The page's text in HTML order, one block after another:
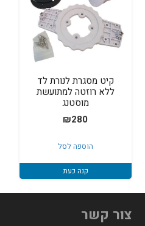
קיט מסגרת לנורת לד
ללא רוזטה למתועשת
מוסטנג
₪280
הוספה לסל
קנה כעת
צור קשר